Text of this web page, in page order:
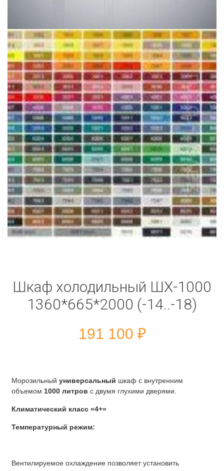
Шкаф холодильный ШХ-1000
1360*665*2000 (-14..-18)
191 100 ₽
Морозильный универсальный шкаф с внутренним
объемом 1000 литров с двумя глухими дверями.
Климатический класс «4+»
Температурный режим:
Вентилируемое охлаждение позволяет установить